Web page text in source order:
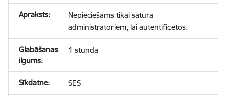
Nepieciešams tikai satura
administratoriem, lai autentificētos.
1 stunda
SES